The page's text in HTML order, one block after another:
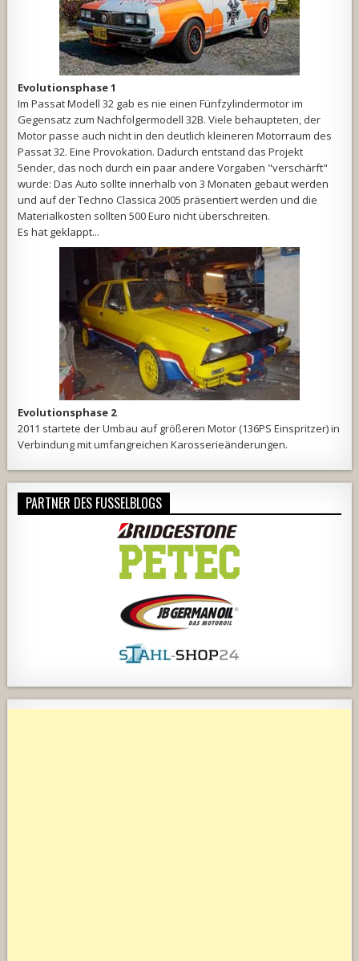
Evolutionsphase 1
Im Passat Modell 32 gab es nie einen Fünfzylindermotor im
Gegensatz zum Nachfolgermodell 32B. Viele behaupteten, der
Motor passe auch nicht in den deutlich kleineren Motorraum des
Passat 32. Eine Provokation. Dadurch entstand das Projekt
5ender, das noch durch ein paar andere Vorgaben "verschärft"
wurde: Das Auto sollte innerhalb von 3 Monaten gebaut werden
und auf der Techno Classica 2005 präsentiert werden und die
Materialkosten sollten 500 Euro nicht überschreiten.
Es hat geklappt...
Evolutionsphase 2
2011 startete der Umbau auf größeren Motor (136PS Einspritzer) in
Verbindung mit umfangreichen Karosserieänderungen.
PARTNER DES FUSSELBLOGS